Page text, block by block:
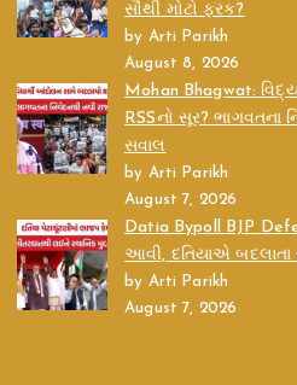
સૌથી મોટો ફરક?
by Arti Parikh
August 8, 2026
Mohan Bhagwat:
RSSનો સૂર? ભાગવતના
સવાલ
by Arti Parikh
August 7, 2026
Datia Bypoll BJP
આવી, દતિયાએ
by Arti Parikh
August 7, 2026